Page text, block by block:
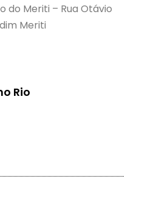
do Meriti – Rua Otávio
Meriti
Rio